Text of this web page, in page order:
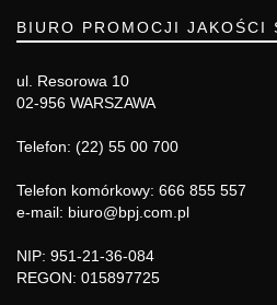
BIURO PROMOCJI JAKOŚCI
ul. Resorowa 10
02-956 WARSZAWA
Telefon: (22) 55 00 700
Telefon komórkowy: 666 855 557
e-mail: biuro@bpj.com.pl
NIP: 951-21-36-084
REGON: 015897725